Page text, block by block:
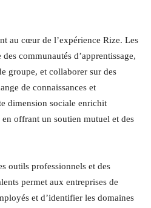
au cœur de l’expérience Rize. Les
communautés d’apprentissage,
groupe, et collaborer sur des
de connaissances et
dimension sociale enrichit
en offrant un soutien mutuel et des
outils professionnels et des
permet aux entreprises de
et d’identifier les domaines